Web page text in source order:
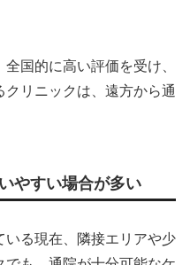
国的に高い評価を受け、
リニックは、遠方から通
やすい場合が多い
いる現在、隣接エリアや少